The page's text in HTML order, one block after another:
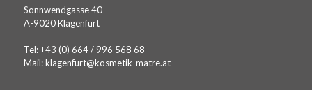
Sonnwendgasse 40
A-9020 Klagenfurt
Tel:+43 (0) 664 / 996 568 68
Mail:klagenfurt@kosmetik-matre.at